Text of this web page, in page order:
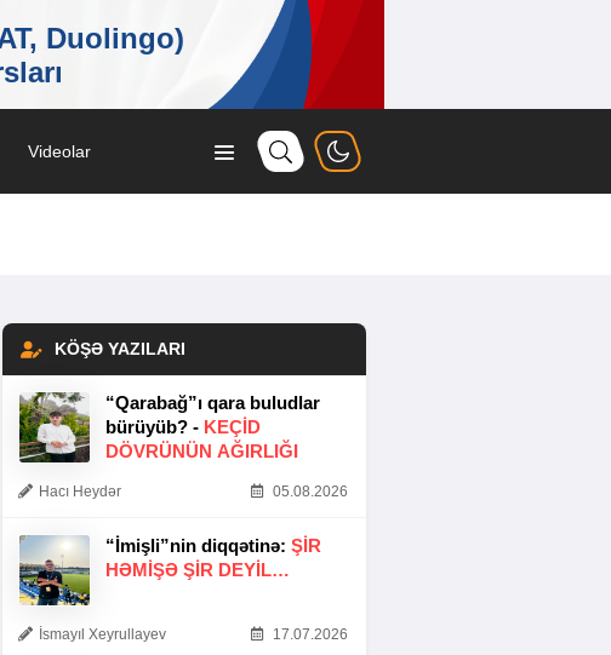
Videolar
KÖŞƏ YAZILARI
“Qarabağ”ı qara buludlar
bürüyüb? - KEÇID
DÖVRÜNÜN AĞIRLIĞI
Hacı Heydər 05.08.2026
“İmişli”nin diqqətinə: ŞIR
HƏMIŞƏ ŞIR DEYIL…
İsmayıl Xeyrullayev 17.07.2026